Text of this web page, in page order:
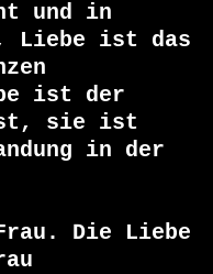
und in
Liebe ist das
ist der
sie ist
in der
Die Liebe